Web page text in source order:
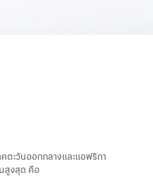
ตะวันออกกลางและแอฟริกา
สูงสุด คือ